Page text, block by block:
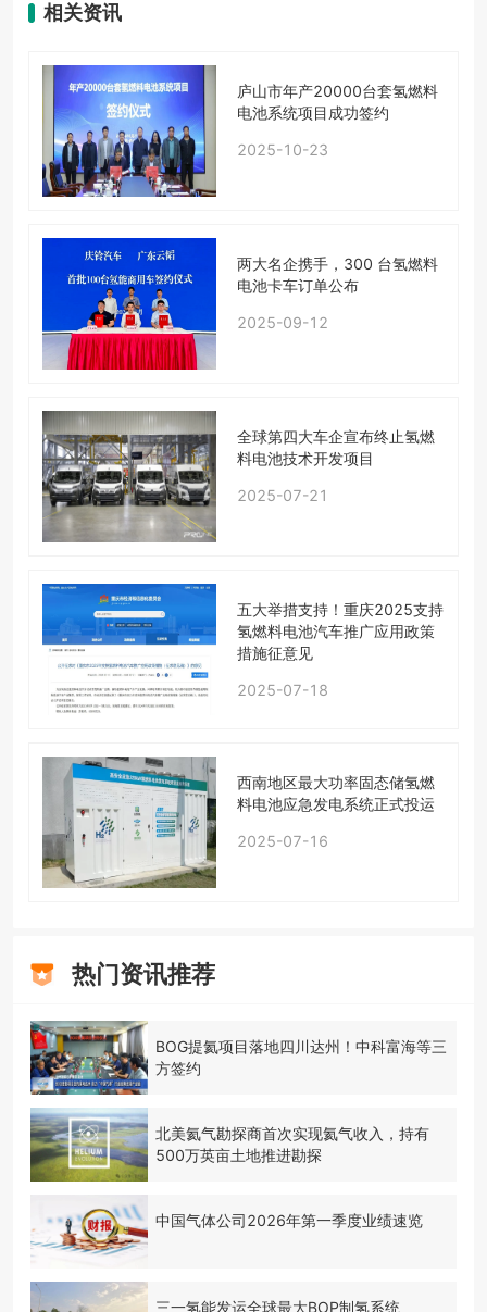
相关资讯
庐山市年产20000台套氢燃料
电池系统项目成功签约
2025-10-23
两大名企携手，300 台氢燃料
电池卡车订单公布
2025-09-12
全球第四大车企宣布终止氢燃
料电池技术开发项目
2025-07-21
五大举措支持！重庆2025支持
氢燃料电池汽车推广应用政策
措施征意见
2025-07-18
西南地区最大功率固态储氢燃
料电池应急发电系统正式投运
2025-07-16
热门资讯推荐
BOG提氦项目落地四川达州！中科富海等三
方签约
北美氦气勘探商首次实现氦气收入，持有
500万英亩土地推进勘探
中国气体公司2026年第一季度业绩速览
三一氢能发运全球最大BOP制氢系统